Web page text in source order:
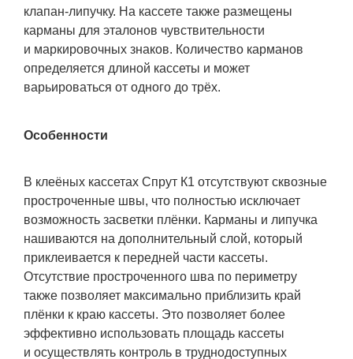
клапан-липучку. На кассете также размещены
карманы для эталонов чувствительности
и маркировочных знаков. Количество карманов
определяется длиной кассеты и может
варьироваться от одного до трёх.
Особенности
В клеёных кассетах Спрут К1 отсутствуют сквозные
простроченные швы, что полностью исключает
возможность засветки плёнки. Карманы и липучка
нашиваются на дополнительный слой, который
приклеивается к передней части кассеты.
Отсутствие простроченного шва по периметру
также позволяет максимально приблизить край
плёнки к краю кассеты. Это позволяет более
эффективно использовать площадь кассеты
и осуществлять контроль в труднодоступных